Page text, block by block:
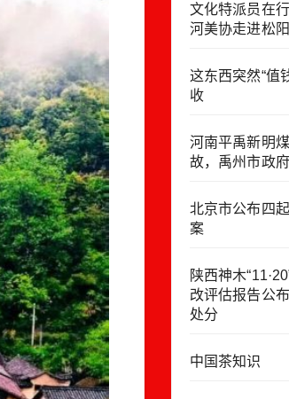
文化特派员在
河美协走进松
这东西突然“值
收
河南平禹新明
故，禹州市政
北京市公布四
案
陕西神木
改评估报告公
处分
中国茶知识